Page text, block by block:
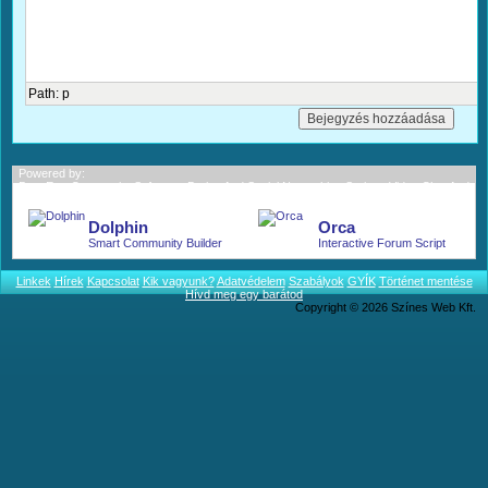
Path: p
Powered by:
BoonEx - Community Software; Dating And Social Networking Scripts; Video Chat And
Dolphin
Smart Community Builder
Orca
Interactive Forum Script
Linkek Hírek Kapcsolat Kik vagyunk? Adatvédelem Szabályok GYÍK Történet mentése
Hívd meg egy barátod
Copyright © 2026 Színes Web Kft.